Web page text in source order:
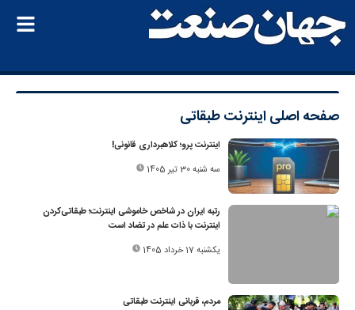
صفحه اصلیاینترنت طبقاتی
اینترنت پرو؛ کلاهبرداری قانونی!
سه شنبه 30 تیر 1405
رتبه ایران در شاخص خاموشی اینترنت؛ طبقاتی‌کردن
اینترنت با ذات علم در تضاد است
یکشنبه 17 خرداد 1405
مردم، قربانی اینترنت طبقاتی